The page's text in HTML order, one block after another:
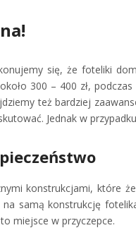
się, że foteliki
300 – 400 zł,
też bardziej
Jednak w
konstrukcjami, które
samą konstrukcję
miejsce w przyczepce.